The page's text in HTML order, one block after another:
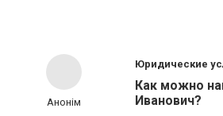
Анонім
Юридические
Как можно
Иванович?